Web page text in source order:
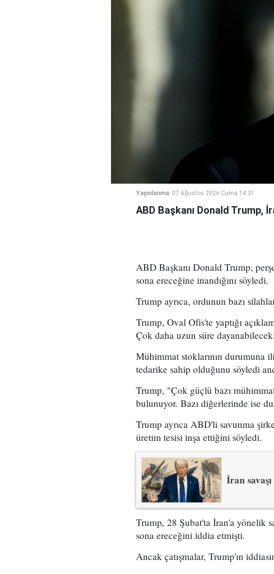
Yayınlanma: 07 Ağustos 2026 Cuma 14:31
ABD Başkanı Donald Trump,
ABD Başkanı Donald Trump,
sona ereceğine inandığını söyledi.
Trump ayrıca, ordunun bazı
Trump, Oval Ofis'te yaptığı
Çok daha uzun süre
Mühimmat stoklarının durumuna
tedarike sahip olduğunu söyledi
Trump, "Çok güçlü bazı
bulunuyor. Bazı diğerlerinde ise
Trump ayrıca ABD'li savunma
üretim tesisi inşa ettiğini söyledi.
İran
Trump, 28 Şubat'ta İran'a yönelik
sona ereceğini iddia etmişti.
Ancak çatışmalar, Trump'ın